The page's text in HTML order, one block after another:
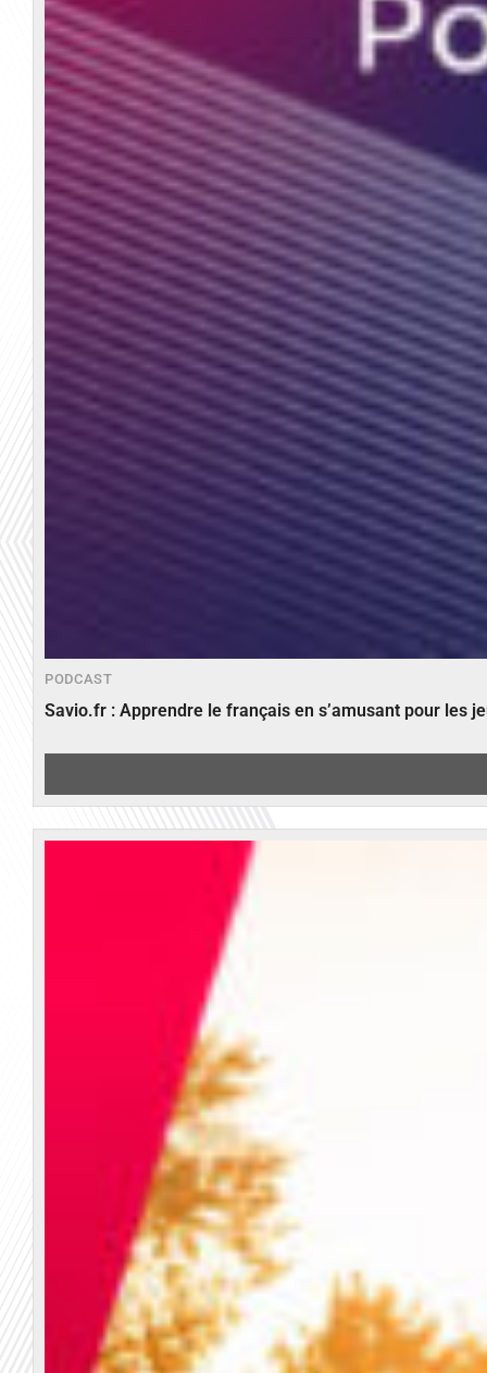
PODCAST
Savio.fr : Apprendre le français en s’amusant pour les